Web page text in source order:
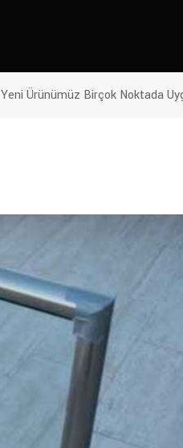
Yeni Ürünümüz Birçok Noktada